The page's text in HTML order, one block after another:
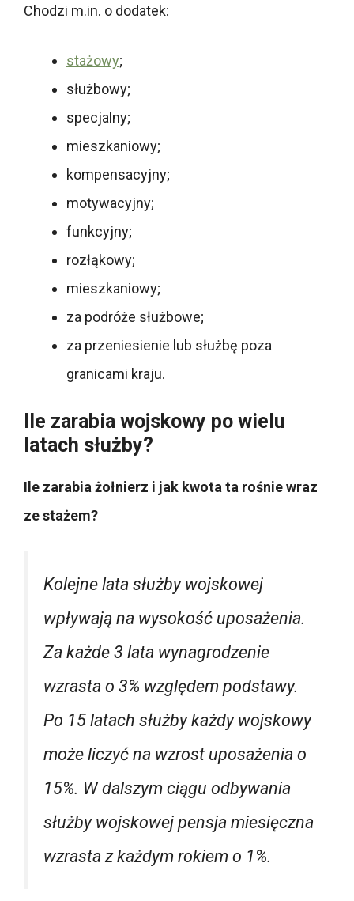
Chodzi m.in. o dodatek:
stażowy;
służbowy;
specjalny;
mieszkaniowy;
kompensacyjny;
motywacyjny;
funkcyjny;
rozłąkowy;
mieszkaniowy;
za podróże służbowe;
za przeniesienie lub służbę poza
granicami kraju.
Ile zarabia wojskowy po wielu
latach służby?
Ile zarabia żołnierz i jak kwota ta rośnie wraz
ze stażem?
Kolejne lata służby wojskowej
wpływają na wysokość uposażenia.
Za każde 3 lata wynagrodzenie
wzrasta o 3% względem podstawy.
Po 15 latach służby każdy wojskowy
może liczyć na wzrost uposażenia o
15%. W dalszym ciągu odbywania
służby wojskowej pensja miesięczna
wzrasta z każdym rokiem o 1%.